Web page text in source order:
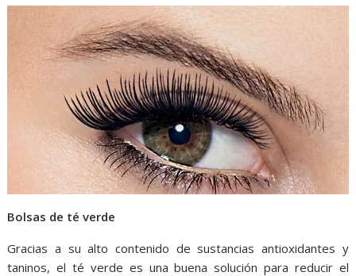
Bolsas de té verde
Gracias a su alto contenido de sustancias antioxidantes y
taninos, el té verde es una buena solución para reducir el